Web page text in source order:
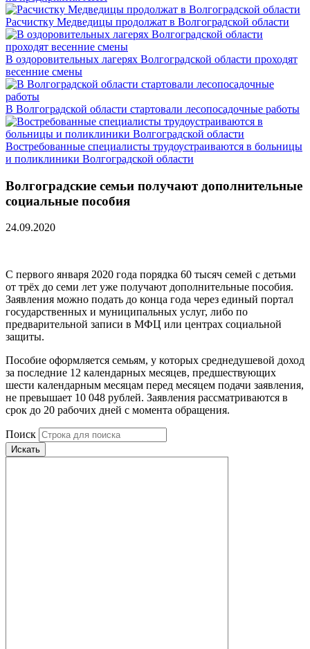
Расчистку Медведицы продолжат в Волгоградской области
В оздоровительных лагерях Волгоградской области проходят
весенние смены
В Волгоградской области стартовали лесопосадочные работы
Востребованные специалисты трудоустраиваются в больницы
и поликлиники Волгоградской области
Волгоградские семьи получают дополнительные
социальные пособия
24.09.2020
С первого января 2020 года порядка 60 тысяч семей с детьми
от трёх до семи лет уже получают дополнительные пособия.
Заявления можно подать до конца года через единый портал
государственных и муниципальных услуг, либо по
предварительной записи в МФЦ или центрах социальной
защиты.
Пособие оформляется семьям, у которых среднедушевой доход
за последние 12 календарных месяцев, предшествующих
шести календарным месяцам перед месяцем подачи заявления,
не превышает 10 048 рублей. Заявления рассматриваются в
срок до 20 рабочих дней с момента обращения.
Поиск
Искать